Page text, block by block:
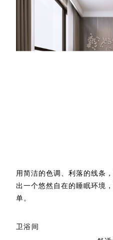
用简洁的色调、利落的线条
出一个悠然自在的睡眠环境
单。
卫浴间